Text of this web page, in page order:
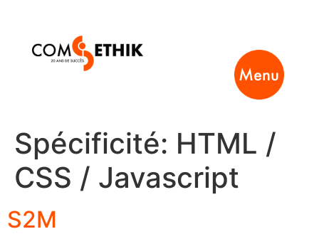
Menu
Spécificité: HTML /
CSS / Javascript
S2M